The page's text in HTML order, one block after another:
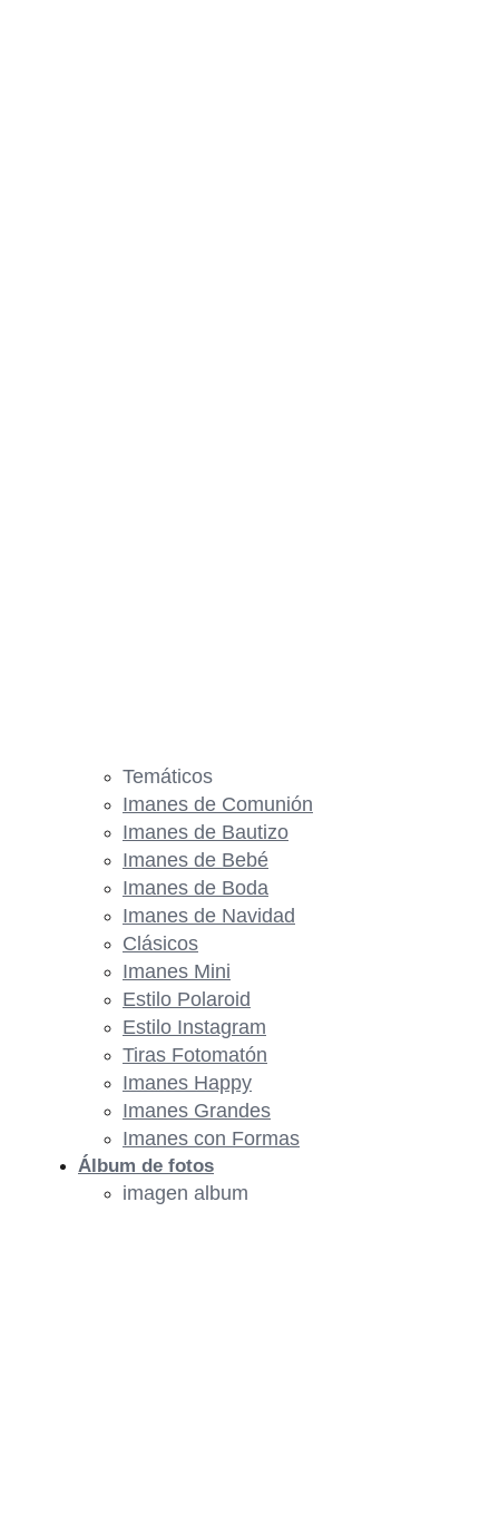
Temáticos
Imanes de Comunión
Imanes de Bautizo
Imanes de Bebé
Imanes de Boda
Imanes de Navidad
Clásicos
Imanes Mini
Estilo Polaroid
Estilo Instagram
Tiras Fotomatón
Imanes Happy
Imanes Grandes
Imanes con Formas
Álbum de fotos
imagen album